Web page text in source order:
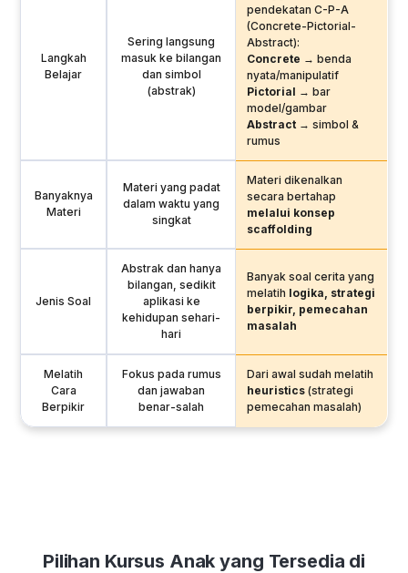
Langkah
Belajar
Sering langsung
masuk ke bilangan
dan simbol
(abstrak)
pendekatan C-P-A
(Concrete-Pictorial-
Abstract):
Concrete → benda
nyata/manipulatif
Pictorial → bar
model/gambar
Abstract → simbol &
rumus
Banyaknya
Materi
Materi yang padat
dalam waktu yang
singkat
Materi dikenalkan
secara bertahap
melalui konsep
scaffolding
Jenis Soal
Abstrak dan hanya
bilangan, sedikit
aplikasi ke
kehidupan sehari-
hari
Banyak soal cerita yang
melatih logika, strategi
berpikir, pemecahan
masalah
Melatih
Cara
Berpikir
Fokus pada rumus
dan jawaban
benar-salah
Dari awal sudah melatih
heuristics (strategi
pemecahan masalah)
Pilihan Kursus Anak yang Tersedia di